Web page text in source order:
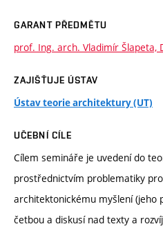
GARANT PŘEDMĚTU
prof. Ing. arch. Vladimír Šlapeta,
ZAJIŠŤUJE ÚSTAV
Ústav teorie architektury (UT)
UČEBNÍ CÍLE
Cílem semináře je uvedení do
prostřednictvím problematiky
architektonickému myšlení (jeho
četbou a diskusí nad texty a